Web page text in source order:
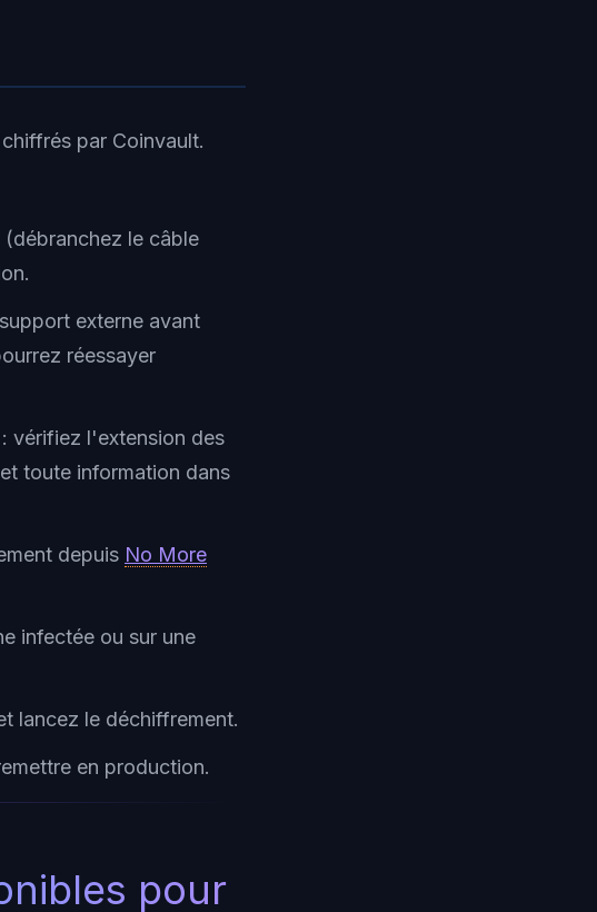
par Coinvault.
le câble
externe avant
réessayer
vérifiez l'extension des
toute information dans
depuis No More
infectée ou sur une
lancez le déchiffrement.
en production.
pour